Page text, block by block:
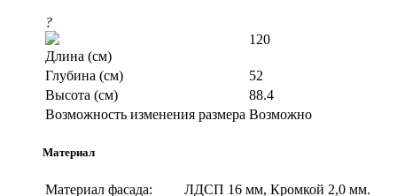
?
Длина (см)
120
Глубина (см)
52
Высота (см)
88.4
Возможность изменения размера Возможно
Материал
Материал фасада:
ЛДСП 16 мм, Кромкой 2,0 мм.